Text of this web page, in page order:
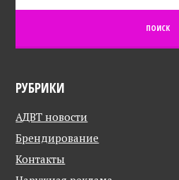
РУБРИКИ
АДВТ новости
Брендирование
Контакты